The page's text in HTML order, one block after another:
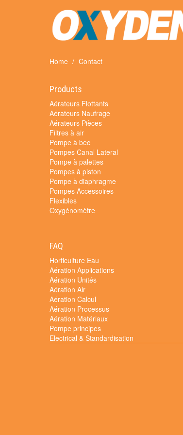
Home Contact
Products
Aérateurs Flottants
Aérateurs Naufrage
Aérateurs Pièces
Filtres à air
Pompe à bec
Pompes Canal Lateral
Pompe à palettes
Pompes à piston
Pompe à diaphragme
Pompes Accessoires
Flexibles
Oxygénomètre
FAQ
Horticulture Eau
Aération Applications
Aération Unités
Aération Air
Aération Calcul
Aération Processus
Aération Matériaux
Pompe principes
Electrical & Standardisation